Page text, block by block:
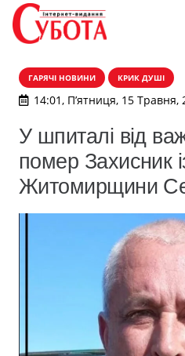
ГАРЯЧІ НОВИНИ КРИК ДУШІ
14:01, П’ятниця, 15 Травня,
У шпиталі від
помер Захисник
Житомирщини